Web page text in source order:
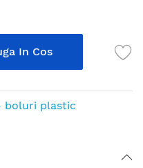
In Cos
boluri plastic